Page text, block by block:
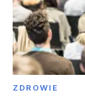
ZDROWIE